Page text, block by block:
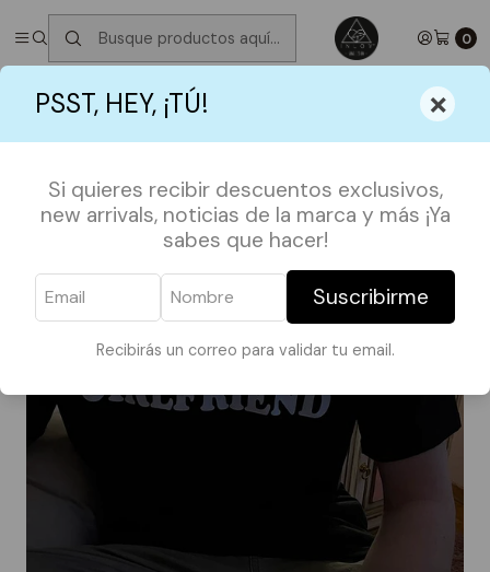
PSST, HEY, ¡TÚ! ×
Si quieres recibir descuentos exclusivos,
new arrivals, noticias de la marca y más ¡Ya
sabes que hacer!
Suscribirme
Recibirás un correo para validar tu email.
0
✮ ⋆ ˚｡𖦹 ⋆｡°✩Próximos Despachos jueves 6 de Agosto
°✩
BE MY VALENTINE Polera I Love My Hot Girlfriend